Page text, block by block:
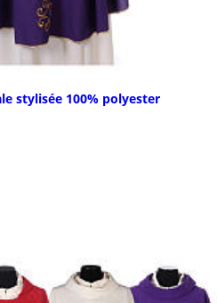
stylisée 100% polyester